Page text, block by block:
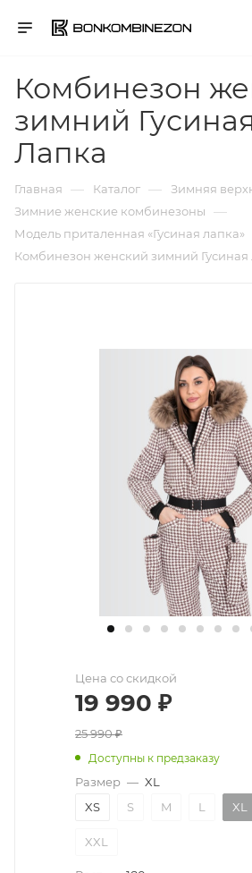
Комбинезон
зимний
Лапка
Главная — Каталог — Зимняя
Зимние женские комбинезоны —
Модель приталенная «Гусиная лапка»
Комбинезон женский зимний Гусиная
Цена со скидкой
19 990 ₽
25 990₽
Доступны к предзаказу
Размер — XL
XS
S M L XL
XXL